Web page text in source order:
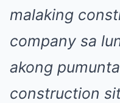
malaking
company sa
akong
construction